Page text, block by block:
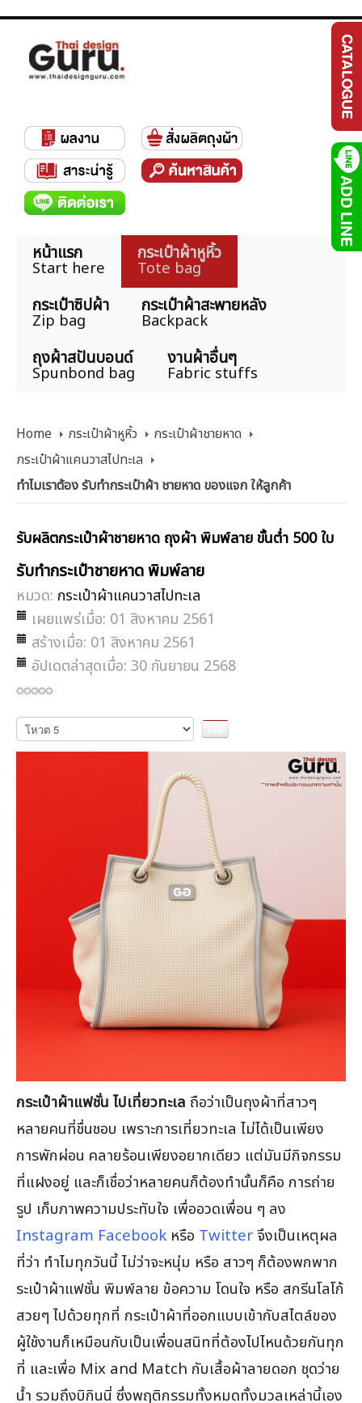
หน้าแรก
Start here
กระเป๋าผ้าหูหิ้ว
Tote bag
กระเป๋าซิปผ้า
Zip bag
กระเป๋าผ้าสะพายหลัง
Backpack
ถุงผ้าสปันบอนด์
Spunbond bag
งานผ้าอื่นๆ
Fabric stuffs
Home กระเป๋าผ้าหูหิ้ว
กระเป๋าผ้าชายหาด
กระเป๋าผ้าแคนวาสไปทะเล
ทำไมเราต้อง รับทำกระเป๋าผ้า ชายหาด ของแจก ให้ลูกค้า
รับผลิตกระเป๋าผ้าชายหาด ถุงผ้า พิมพ์ลาย ขั้นต่ำ 500 ใบ
รับทำกระเป๋าชายหาด พิมพ์ลาย
หมวด: กระเป๋าผ้าแคนวาสไปทะเล
เผยแพร่เมื่อ: 01 สิงหาคม 2561
สร้างเมื่อ: 01 สิงหาคม 2561
อัปเดตล่าสุดเมื่อ: 30 กันยายน 2568
กรุณา
ให้
คะแนน
กระเป๋าผ้าแฟชั่น ไปเที่ยวทะเล ถือว่าเป็นถุงผ้าที่สาวๆ
หลายคนที่ชื่นชอบ เพราะการเที่ยวทะเล ไม่ได้เป็นเพียง
การพักผ่อน คลายร้อนเพียงอยากเดียว แต่มันมีกิจกรรม
ที่แฝงอยู่ และก็เชื่อว่าหลายคนก็ต้องทำนั้นก็คือ การถ่าย
รูป เก็บภาพความประทับใจ เพื่ออวดเพื่อน ๆ ลง
Instagram Facebook หรือ Twitterจึงเป็นเหตุผล
ที่ว่า ทำไมทุกวันนี้ ไม่ว่าจะหนุ่ม หรือ สาวๆ ก็ต้องพกพาก
ระเป๋าผ้าแฟชั่น พิมพ์ลาย ข้อความ โดนใจ หรือ สกรีนโลโก้
สวยๆ ไปด้วยทุกที่ กระเป๋าผ้าที่ออกแบบเข้ากับสไตล์ของ
ผู้ใช้งานก็เหมือนกับเป็นเพื่อนสนิทที่ต้องไปไหนด้วยกันทุก
ที่ และเพื่อ Mix and Match กับเสื้อผ้าลายดอก ชุดว่าย
น้ำ รวมถึงบิกินนี่ ซึ่งพฤติกรรมทั้งหมดทั้งมวลเหล่านี้เอง